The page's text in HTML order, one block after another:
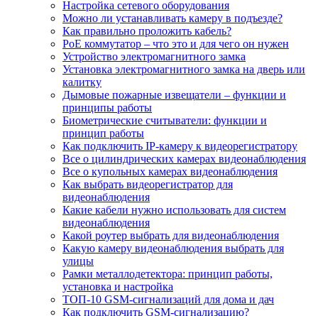
Настройка сетевого оборудования
Можно ли устанавливать камеру в подъезде?
Как правильно проложить кабель?
PoE коммутатор – что это и для чего он нужен
Устройство электромагнитного замка
Установка электромагнитного замка на дверь или
калитку
Дымовые пожарные извещатели – функции и
принципы работы
Биометрические считыватели: функции и
принцип работы
Как подключить IP-камеру к видеорегистратору
Все о цилиндрических камерах видеонаблюдения
Все о купольных камерах видеонаблюдения
Как выбрать видеорегистратор для
видеонаблюдения
Какие кабели нужно использовать для систем
видеонаблюдения
Какой роутер выбрать для видеонаблюдения
Какую камеру видеонаблюдения выбрать для
улицы
Рамки металлодетектора: принцип работы,
установка и настройка
ТОП-10 GSM-сигнализаций для дома и дач
Как подключить GSM-сигнализацию?